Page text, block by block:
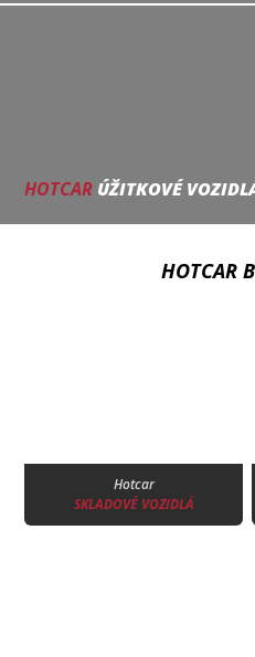
HOTCAR ÚŽITKOVÉ
HOTCAR
Hotcar
SKLADOVÉ VOZIDLÁ